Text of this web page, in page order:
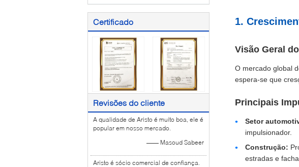
Certificado
Revisões do cliente
A qualidade de Aristo é muito boa, ele é
popular em nosso mercado.
—— Masoud Sabeer
Aristo é sócio comercial de confiança.
1.
Visão Geral
O mercado global
espera-se que
Principais
Setor
impulsionador.
Construção:
estradas e